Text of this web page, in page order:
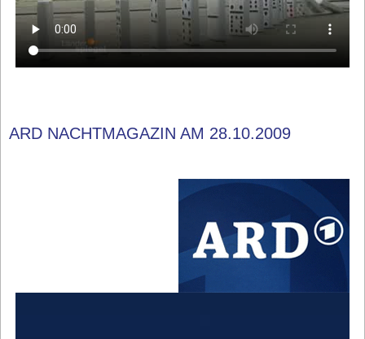
ARD NACHTMAGAZIN AM 28.10.2009